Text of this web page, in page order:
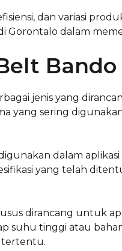
dan variasi
Gorontalo dalam
Bando
jenis yang
yang sering
dalam
yang telah
dirancang untuk
suhu tinggi atau
tertentu.